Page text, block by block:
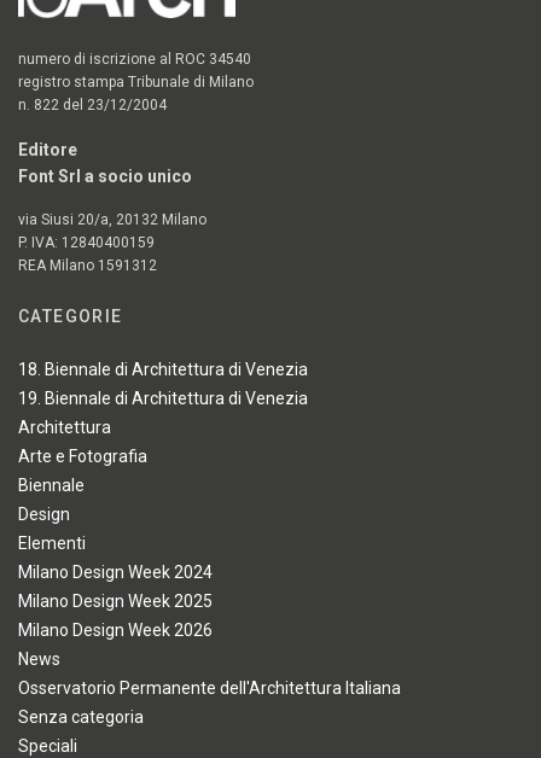
numero di iscrizione al ROC 34540
registro stampa Tribunale di Milano
n. 822 del 23/12/2004
Editore
Font Srl a socio unico
via Siusi 20/a, 20132 Milano
P. IVA: 12840400159
REA Milano 1591312
CATEGORIE
18. Biennale di Architettura di Venezia
19. Biennale di Architettura di Venezia
Architettura
Arte e Fotografia
Biennale
Design
Elementi
Milano Design Week 2024
Milano Design Week 2025
Milano Design Week 2026
News
Osservatorio Permanente dell'Architettura Italiana
Senza categoria
Speciali